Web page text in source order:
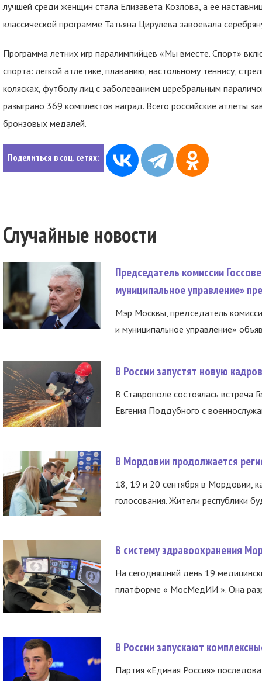
лучшей среди женщин стала Елизавета Козлова, а ее
классической программе Татьяна Цирулева завоевала
Программа летних игр паралимпийцев «Мы вместе. Спорт»
спорта: легкой атлетике, плаванию, настольному теннису,
колясках, футболу лиц с заболеванием церебральным
разыграно 369 комплектов наград. Всего российские атлеты
бронзовых медалей.
Поделиться в соц. сетях:
Случайные новости
Председатель комиссии
муниципальное управление»
Мэр Москвы, председатель
и муниципальное управление»
В России запустят новую
В Ставрополе состоялась встреча
Евгения Поддубного с
В Мордовии продолжается
18, 19 и 20 сентября в Мордовии,
голосования. Жители республики
В систему здравоохранения
На сегодняшний день 19
платформе « МосМедИИ ». Она
В России запускают
Партия «Единая Россия»